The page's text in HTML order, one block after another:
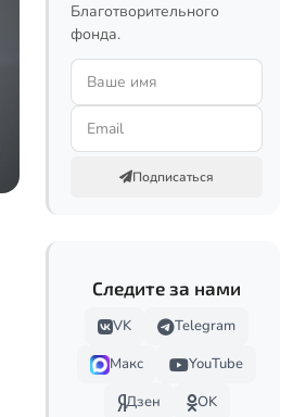
Благотворительного
фонда.
Подписаться
Следите за нами
VK
Telegram
Макс
YouTube
Дзен
OK